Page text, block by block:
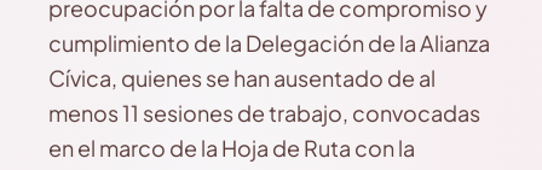
preocupación por la falta de compromiso y
cumplimiento de la Delegación de la Alianza
Cívica, quienes se han ausentado de al
menos 11 sesiones de trabajo, convocadas
en el marco de la Hoja de Ruta con la